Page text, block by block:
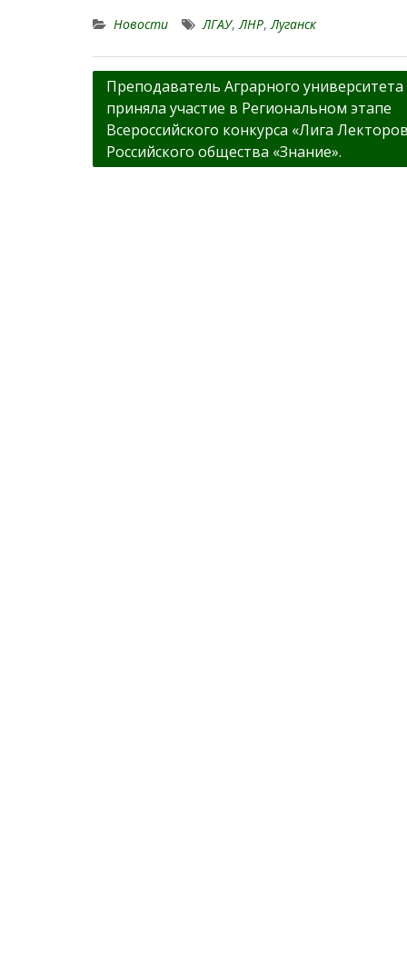
Новости ЛГАУ, ЛНР, Луганск
Навигация
по
записям
Преподаватель Аграрного университета
приняла участие в Региональном этапе
Всероссийского конкурса «Лига
Российского общества «Знание».